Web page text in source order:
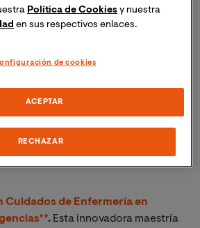
. Se trata de un título que ofrece
sobre las dificultades de
una perspectiva integradora,
obtiene una formación en
como el trastorno por
hiperactividad (TDAH), el trastorno
Cuidados de Enfermería en
. Esta innovadora maestría
Política de Cookies y nuestra
en sus respectivos enlaces.
de cookies
RECHAZAR
ACEPTAR